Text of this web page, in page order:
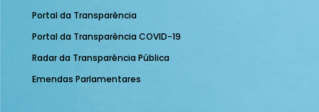
Portal da Transparência
Portal da Transparência COVID-19
Radar da Transparência Pública
Emendas Parlamentares